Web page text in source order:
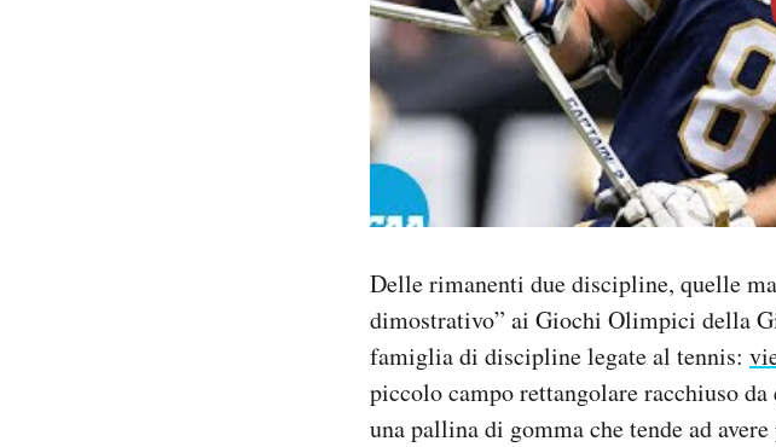
Delle rimanenti due discipline, quelle
dimostrativo” ai Giochi Olimpici della
famiglia di discipline legate al tennis:
piccolo campo rettangolare racchiuso
una pallina di gomma che tende ad